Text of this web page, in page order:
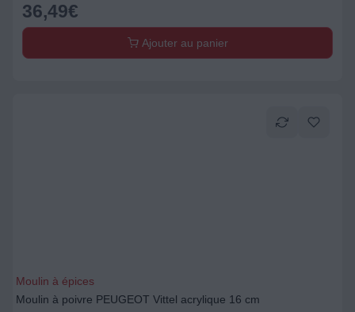
36,49€
Ajouter au panier
Moulin à épices
Moulin à poivre PEUGEOT Vittel acrylique 16 cm